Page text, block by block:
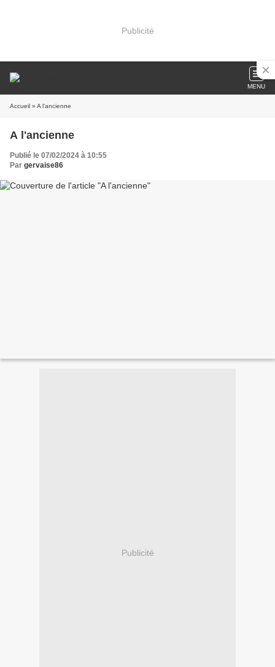
Publicité
MENU
Accueil » A l'ancienne
A l'ancienne
Publié le 07/02/2024 à 10:55
Par gervaise86
Publicité